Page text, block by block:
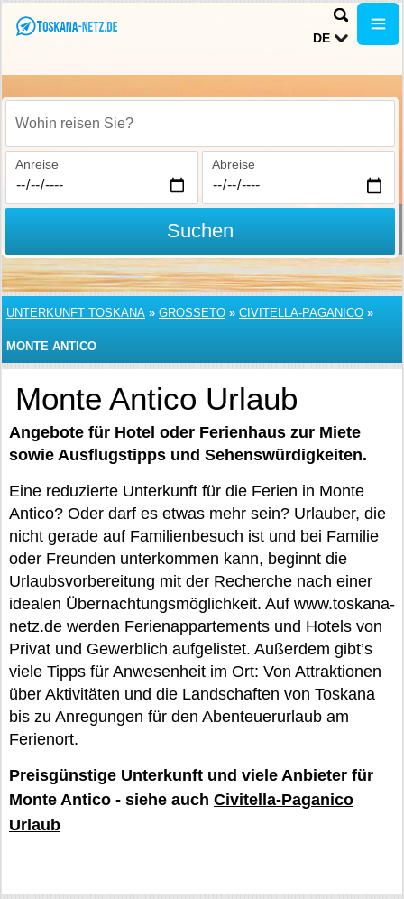
DE
Wohin reisen Sie?
Anreise Abreise
Suchen
UNTERKUNFT TOSKANA » GROSSETO » CIVITELLA-PAGANICO »
MONTE ANTICO
Monte Antico Urlaub
Angebote für Hotel oder Ferienhaus zur Miete
sowie Ausflugstipps und Sehenswürdigkeiten.
Eine reduzierte Unterkunft für die Ferien in Monte
Antico? Oder darf es etwas mehr sein? Urlauber, die
nicht gerade auf Familienbesuch ist und bei Familie
oder Freunden unterkommen kann, beginnt die
Urlaubsvorbereitung mit der Recherche nach einer
idealen Übernachtungsmöglichkeit. Auf www.toskana-
netz.de werden Ferienappartements und Hotels von
Privat und Gewerblich aufgelistet. Außerdem gibt’s
viele Tipps für Anwesenheit im Ort: Von Attraktionen
über Aktivitäten und die Landschaften von Toskana
bis zu Anregungen für den Abenteuerurlaub am
Ferienort.
Preisgünstige Unterkunft und viele Anbieter für
Monte Antico - siehe auch Civitella-Paganico
Urlaub